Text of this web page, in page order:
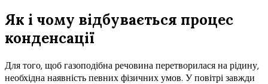
Як і чому відбувається процес
конденсації
Для того, щоб газоподібна речовина перетворилася на рідину,
необхідна наявність певних фізичних умов. У повітрі завжди